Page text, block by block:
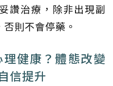
讚治療，除非出現副
則不會停藥。
健康？體態改變
信提升